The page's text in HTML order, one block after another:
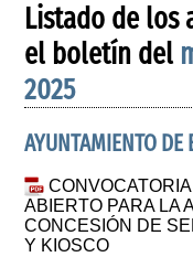
Listado de los
el boletín del
2025
AYUNTAMIENTO DE
ABIERTO PARA LA
CONCESIÓN DE
Y KIOSCO